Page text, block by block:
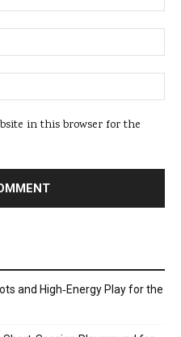
in this browser for the
and High‑Energy Play for the